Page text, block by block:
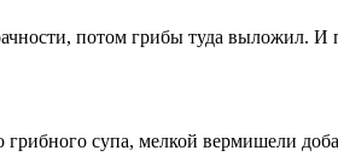
потом грибы туда выложил.
супа, мелкой вермишели